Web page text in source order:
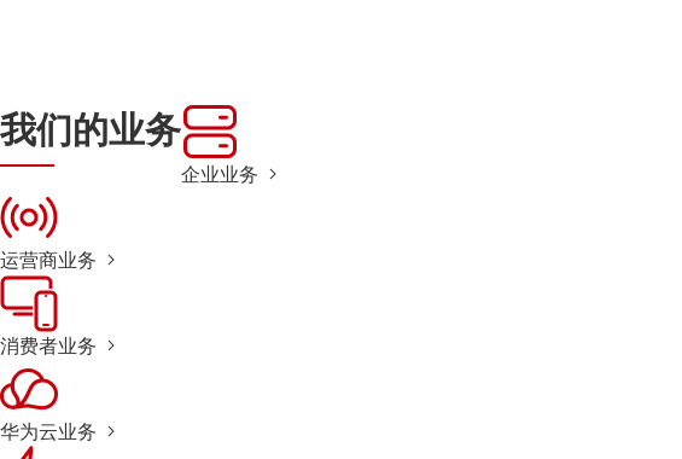
我们的业务
企业业务
运营商业务
消费者业务
华为云业务